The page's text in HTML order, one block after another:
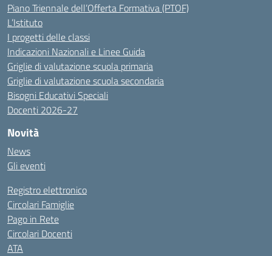
Piano Triennale dell’Offerta Formativa (PTOF)
L’Istituto
I progetti delle classi
Indicazioni Nazionali e Linee Guida
Griglie di valutazione scuola primaria
Griglie di valutazione scuola secondaria
Bisogni Educativi Speciali
Docenti 2026-27
Novità
News
Gli eventi
Registro elettronico
Circolari Famiglie
Pago in Rete
Circolari Docenti
ATA